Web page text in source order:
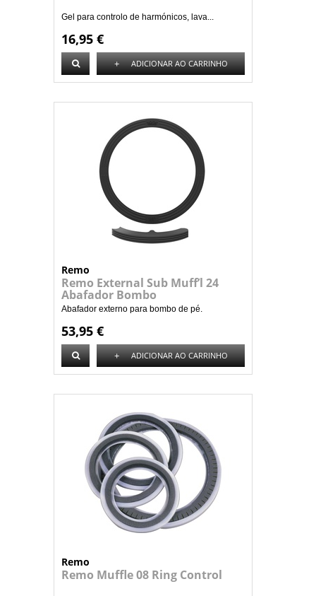
Gel para controlo de harmónicos, lava...
16,95 €
+ ADICIONAR AO CARRINHO
Remo
Remo External Sub Muff’l 24
Abafador Bombo
Abafador externo para bombo de pé.
53,95 €
+ ADICIONAR AO CARRINHO
Remo
Remo Muffle 08 Ring Control